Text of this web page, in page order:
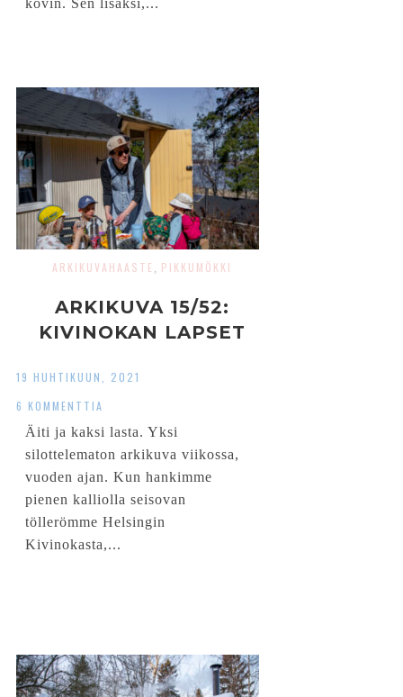
ARKIKUVAHAASTE PIKKUMÖKKI
ARKIKUVA 15/52:
KIVINOKAN LAPSET
19 HUHTIKUUN, 2021
6 KOMMENTTIA
Äiti ja kaksi lasta. Yksi
silottelematon arkikuva viikossa,
vuoden ajan. Kun hankimme
pienen kalliolla seisovan
töllerömme Helsingin
Kivinokasta,...